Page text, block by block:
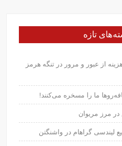
تازه
از عبور و مرور در تنگه هرمز
ما را مسخره می‌کنند!
مرز مریوان
لیندسی گراهام در واشنگتن